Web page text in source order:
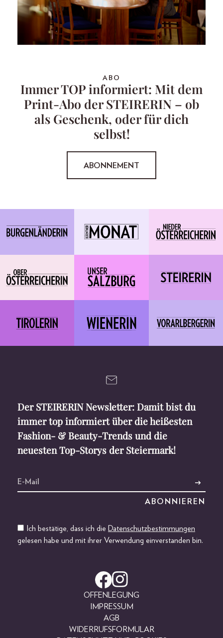
ABO
Immer TOP informiert: Mit dem
Print-Abo der STEIRERIN – ob
als Geschenk, oder für dich
selbst!
ABONNEMENT
Der STEIRERIN Newsletter: Damit bist du
immer top informiert über die heißesten
Fashion- & Beauty-Trends und die
neuesten Top-Storys der Steiermark!
Ich bestätige, dass ich die Datenschutzbestimmungen
gelesen habe und mit ihrer Verwendung einverstanden bin.
OFFENLEGUNG
IMPRESSUM
AGB
WIDERRUFSFORMULAR